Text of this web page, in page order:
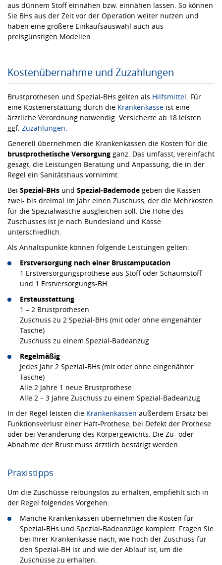
aus dünnem Stoff einnähen bzw. einnähen lassen. So können
Sie BHs aus der Zeit vor der Operation weiter nutzen und
haben eine größere Einkaufsauswahl auch aus
preisgünstigen Modellen.
Kostenübernahme und Zuzahlungen
Brustprothesen und Spezial-BHs gelten als Hilfsmittel . Für
eine Kostenerstattung durch die Krankenkasse ist eine
ärztliche Verordnung notwendig. Versicherte ab 18 leisten
ggf. Zuzahlungen
Generell übernehmen die Krankenkassen die Kosten für die
brustprothetische Versorgung ganz. Das umfasst, vereinfacht
gesagt, die Leistungen Beratung und Anpassung, die in der
Regel ein Sanitätshaus vornimmt.
Bei Spezial-BHs und Spezial-Bademode geben die Kassen
zwei- bis dreimal im Jahr einen Zuschuss, der die Mehrkosten
für die Spezialwäsche ausgleichen soll. Die Höhe des
Zuschusses ist je nach Bundesland und Kasse
unterschiedlich.
Als Anhaltspunkte können folgende Leistungen gelten:
Erstversorgung nach einer Brustamputation
1 Erstversorgungsprothese aus Stoff oder Schaumstoff
und 1 Erstversorgungs-BH
Erstausstattung
1 – 2 Brustprothesen
Zuschuss zu 2 Spezial-BHs (mit oder ohne eingenähter
Tasche)
Zuschuss zu einem Spezial-Badeanzug
Regelmäßig
Jedes Jahr 2 Spezial-BHs (mit oder ohne eingenähter
Tasche)
Alle 2 Jahre 1 neue Brustprothese
Alle 2 – 3 Jahre Zuschuss zu einem Spezial-Badeanzug
In der Regel leisten die Krankenkassen außerdem Ersatz bei
Funktionsverlust einer Haft-Prothese, bei Defekt der Prothese
oder bei Veränderung des Körpergewichts. Die Zu- oder
Abnahme der Brust muss ärztlich bestätigt werden.
Praxistipps
Um die Zuschüsse reibungslos zu erhalten, empfiehlt sich in
der Regel folgendes Vorgehen:
Manche Krankenkassen übernehmen die Kosten für
Spezial-BHs und Spezial-Badeanzüge komplett. Fragen Sie
bei Ihrer Krankenkasse nach, wie hoch der Zuschuss für
den Spezial-BH ist und wie der Ablauf ist, um die
Zuschüsse zu erhalten.